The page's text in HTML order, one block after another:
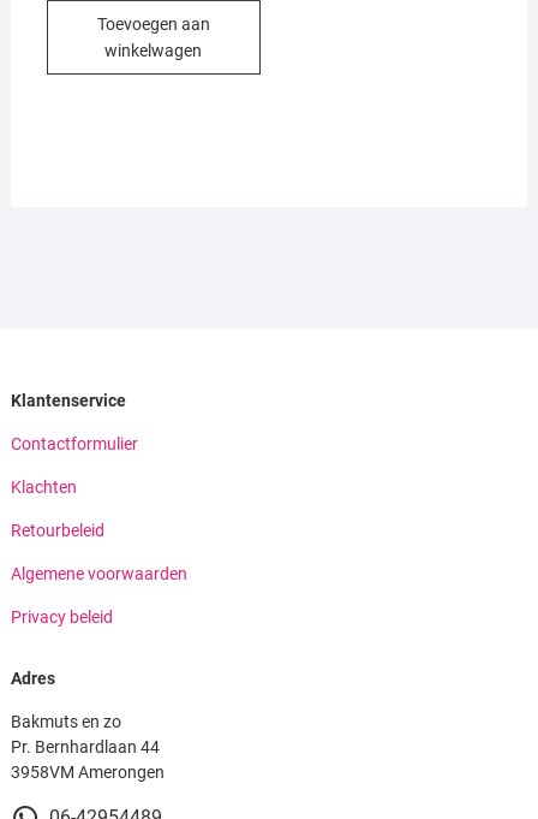
€5,00.
€2,75.
Toevoegen aan
winkelwagen
Klantenservice
Contactformulier
Klachten
Retourbeleid
Algemene voorwaarden
Privacy beleid
Adres
Bakmuts en zo
Pr. Bernhardlaan 44
3958VM Amerongen